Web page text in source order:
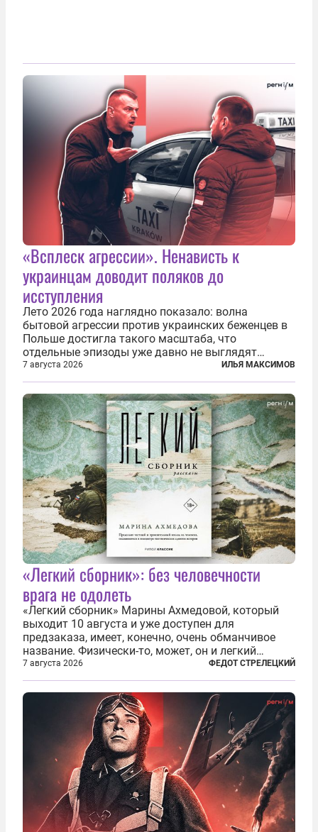
«Всплеск агрессии». Ненависть к
украинцам доводит поляков до
исступления
Лето 2026 года наглядно показало: волна
бытовой агрессии против украинских беженцев в
Польше достигла такого масштаба, что
отдельные эпизоды уже давно не выглядят
случайными. Поляки, судя по происходящему,
буквально теряют рассудок от ненависти к
украинским беженцам, и каждый новый случай
по-своему...
7 августа 2026 ИЛЬЯ МАКСИМОВ
«Легкий сборник»: без человечности
врага не одолеть
«Легкий сборник» Марины Ахмедовой, который
выходит 10 августа и уже доступен для
предзаказа, имеет, конечно, очень обманчивое
название. Физически-то, может, он и легкий
относительно. Но метафизически —
безотносительно тяжелый. Десять рассказов,
каждый из которых напрямую или косвенно (в
основном —...
7 августа 2026 ФЕДОТ СТРЕЛЕЦКИЙ